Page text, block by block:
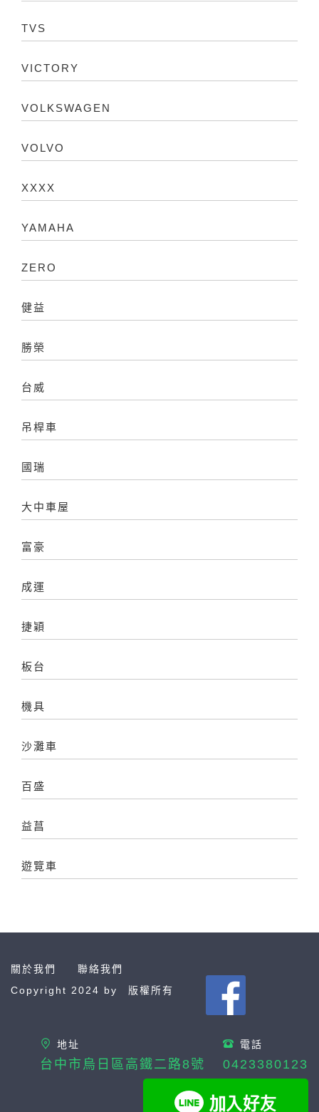
TVS
VICTORY
VOLKSWAGEN
VOLVO
XXXX
YAMAHA
ZERO
健益
勝榮
台威
吊桿車
國瑞
大中車屋
富豪
成運
捷穎
板台
機具
沙灘車
百盛
益菖
遊覽車
關於我們
聯絡我們
Copyright 2024 by
版權所有
地址
台中市烏日區高鐵二路8號
電話
0423380123